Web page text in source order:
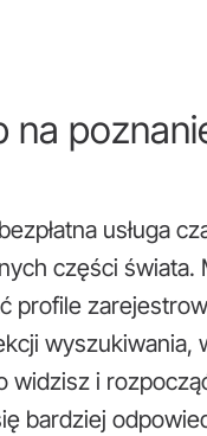
na
usługa
części
profile
widzisz i
bardziej